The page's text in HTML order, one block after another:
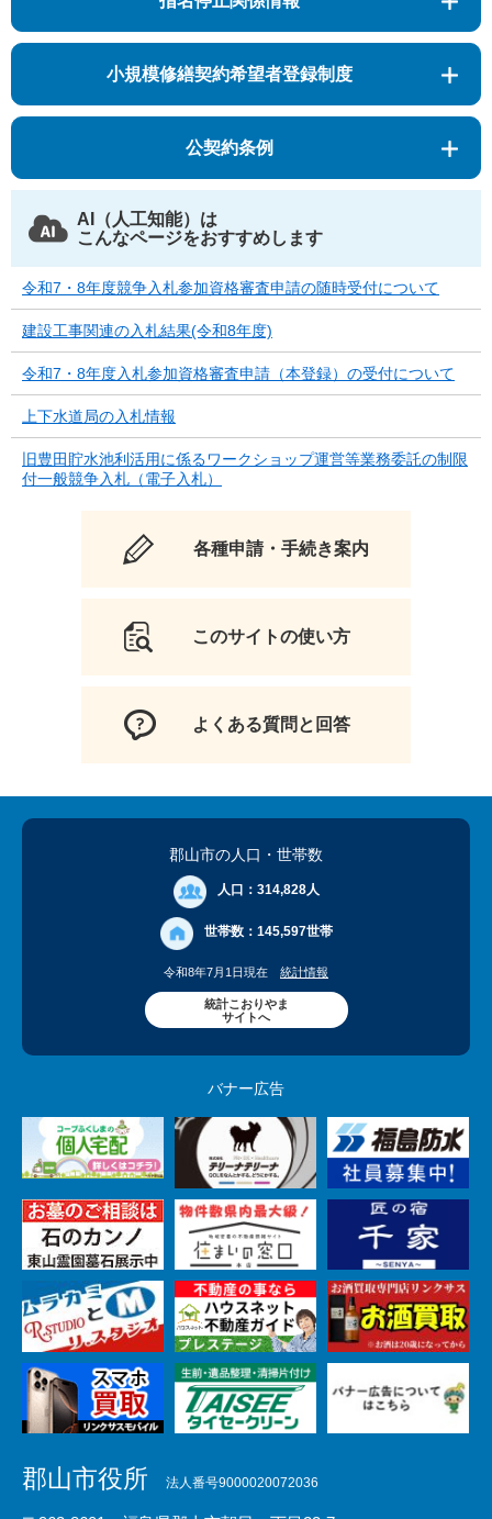
小規模修繕契約希望者登録制度
公契約条例
AI（人工知能）は
こんなページをおすすめします
令和7・8年度競争入札参加資格審査申請の随時受付について
建設工事関連の入札結果(令和8年度)
令和7・8年度入札参加資格審査申請（本登録）の受付について
上下水道局の入札情報
旧豊田貯水池利活用に係るワークショップ運営等業務委託の制限
付一般競争入札（電子入札）
各種申請・手続き案内
このサイトの使い方
よくある質問と回答
郡山市の人口 ・世帯数
人口： 314,828人
世帯数： 145,597世帯
令和8年7月1日現在 統計情報
統計こおりやま
サイトへ
バナー広告
郡山市役所 法人番号9000020072036